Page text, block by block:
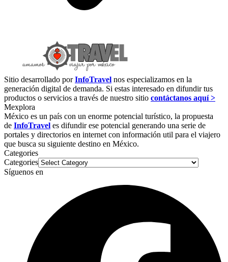
Sitio desarrollado porInfoTravel nos especializamos en la
generación digital de demanda. Si estas interesado en difundir tus
productos o servicios a través de nuestro sitio contáctanos aquí >
Mexplora
México es un país con un enorme potencial turístico, la propuesta
de InfoTravel es difundir ese potencial generando una serie de
portales y directorios en internet con información util para el viajero
que busca su siguiente destino en México.
Categories
Categories
Síguenos en